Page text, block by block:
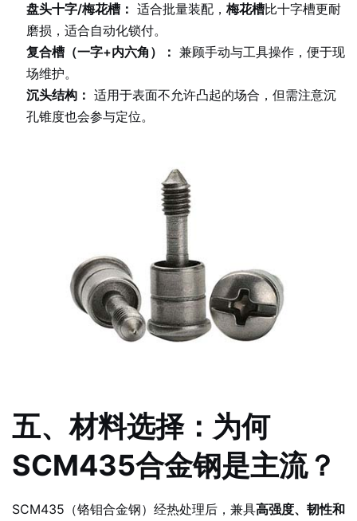
盘头十字/梅花槽： 适合批量装配， 梅花槽比十字槽更耐
磨损，适合自动化锁付。
复合槽（一字+内六角）： 兼顾手动与工具操作，便于现
场维护。
沉头结构： 适用于表面不允许凸起的场合，但需注意沉
孔锥度也会参与定位。
五、材料选择：为何
SCM435合金钢是主流？
SCM435（铬钼合金钢）经热处理后，兼具高强度、韧性和